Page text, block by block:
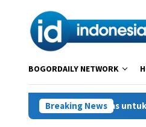
BOGORDAILY NETWORK
Breaking News
untuk Mendorong Sektor Riil